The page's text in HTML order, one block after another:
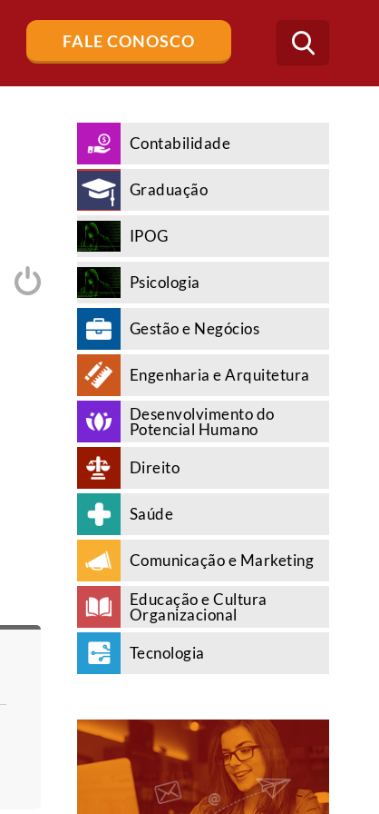
FALE CONOSCO
Buscar
no
blog
Contabilidade
Graduação
IPOG
Psicologia
Gestão e Negócios
Engenharia e Arquitetura
Desenvolvimento do
Potencial Humano
Direito
Saúde
Comunicação e Marketing
Educação e Cultura
Organizacional
Tecnologia